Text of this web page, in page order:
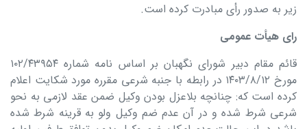
زیر به صدور رأی مبادرت کرده است.
رای هیأت عمومی
قائم مقام دبیر شورای نگهبان بر اساس نامه شماره ۱۰۲/۴۳۹۵۴
مورخ ۱۴۰۳/۸/۱۲ در رابطه با جنبه شرعی مقرره مورد شکایت اعلام
کرده است که: چنانچه بلاعزل بودن وکیل ضمن عقد لازمی به نحو
شرعی شرط شده و در آن عدم ضم وکیل ولو به قرینه شرط شده